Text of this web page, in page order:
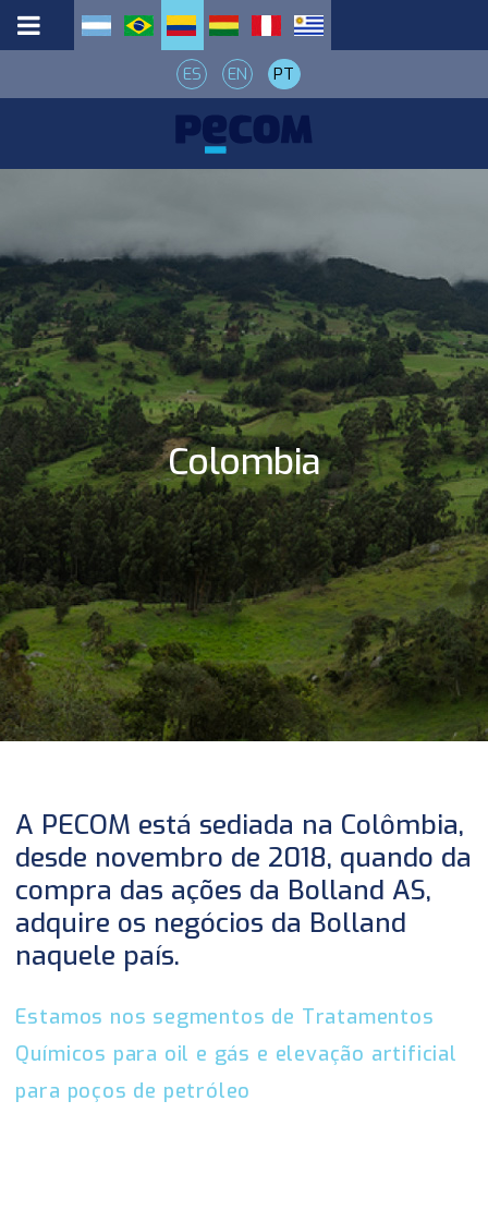
ES EN PT
Colombia
A PECOM está sediada na Colômbia,
desde novembro de 2018, quando da
compra das ações da Bolland AS,
adquire os negócios da Bolland
naquele país.
Estamos nos segmentos de Tratamentos
Químicos para oil e gás e elevação artificial
para poços de petróleo